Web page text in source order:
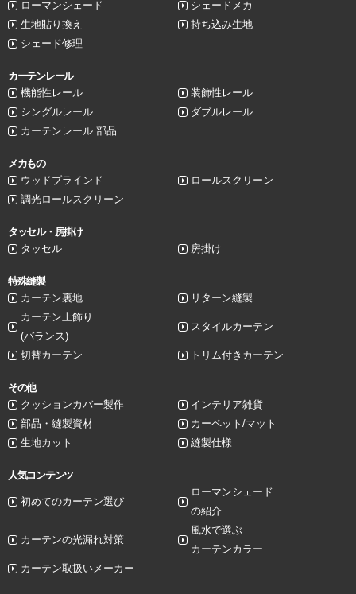
ローマンシェード
シェードメカ
生地貼り換え
持ち込み生地
シェード修理
カーテンレール
機能性レール
装飾性レール
シングルレール
ダブルレール
カーテンレール 部品
メカもの
ウッドブラインド
ロールスクリーン
調光ロールスクリーン
タッセル・房掛け
タッセル
房掛け
特殊縫製
カーテン裏地
リターン縫製
カーテン上飾り
(バランス)
スタイルカーテン
切替カーテン トリム付きカーテン
その他
クッションカバー製作
インテリア雑貨
部品・縫製資材
カーペット/マット
生地カット
縫製仕様
人気コンテンツ
初めてのカーテン選び
ローマンシェード
の紹介
カーテンの光漏れ対策
風水で選ぶ
カーテンカラー
カーテン取扱いメーカー